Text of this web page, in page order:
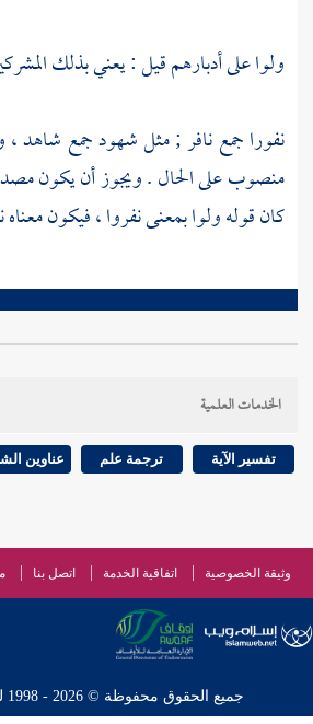
ولوا على أدبارهم قيل : يعني بذلك
نفورا جمع نافر ; مثل شهود جمع شاهد ،
منصوب على الحال . ويجوز أن يكون
كان قوله ولوا بمعنى نفروا ، فيكون معناه
الخدمات العلمية
تفسير الآية ترجمة علم عناوين
وثيقة الخصوصية اتفاقية الخدمة اتصل بنا
جميع الحقوق محفوظة © 2026 - 1998 لشبكة إسلام ويب